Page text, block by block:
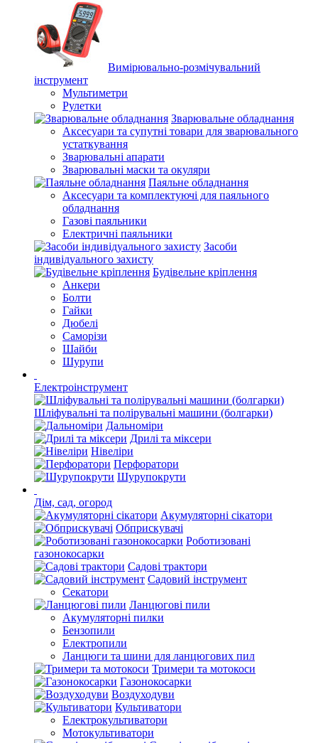
Вимірювально-розмічувальний
інструмент
Мультиметри
Рулетки
Зварювальне обладнання
Аксесуари та супутні товари для зварювального
устаткування
Зварювальні апарати
Зварювальні маски та окуляри
Паяльне обладнання
Аксесуари та комплектуючі для паяльного
обладнання
Газові паяльники
Електричні паяльники
Засоби
індивідуального захисту
Будівельне кріплення
Анкери
Болти
Гайки
Дюбелі
Саморізи
Шайби
Шурупи
Електроінструмент
Шліфувальні та полірувальні машини (болгарки)
Дальноміри
Дрилі та міксери
Нівеліри
Перфоратори
Шурупокрути
Дім, сад, огород
Акумуляторні сікатори
Обприскувачі
Роботизовані
газонокосарки
Садові трактори
Садовий інструмент
Секатори
Ланцюгові пили
Акумуляторні пилки
Бензопили
Електропили
Ланцюги та шини для ланцюгових пил
Тримери та мотокоси
Газонокосарки
Воздуходуви
Культиватори
Електрокультиватори
Мотокультиватори